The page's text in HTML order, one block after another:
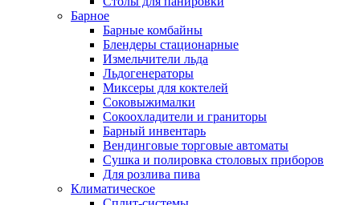
Барное
Барные комбайны
Блендеры стационарные
Измельчители льда
Льдогенераторы
Миксеры для коктелей
Соковыжималки
Сокоохладители и граниторы
Барный инвентарь
Вендинговые торговые автоматы
Сушка и полировка столовых приборов
Для розлива пива
Климатическое